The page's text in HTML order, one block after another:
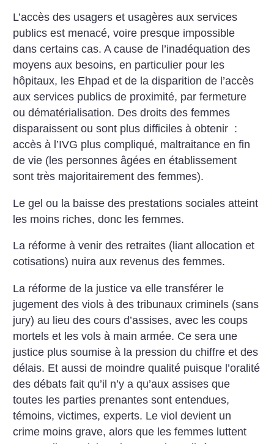
L’accès des usagers et usagères aux services
publics est menacé, voire presque impossible
dans certains cas. A cause de l’inadéquation des
moyens aux besoins, en particulier pour les
hôpitaux, les Ehpad et de la disparition de l’accès
aux services publics de proximité, par fermeture
ou dématérialisation. Des droits des femmes
disparaissent ou sont plus difficiles à obtenir :
accès à l’IVG plus compliqué, maltraitance en fin
de vie (les personnes âgées en établissement
sont très majoritairement des femmes).
Le gel ou la baisse des prestations sociales atteint
les moins riches, donc les femmes.
La réforme à venir des retraites (liant allocation et
cotisations) nuira aux revenus des femmes.
La réforme de la justice va elle transférer le
jugement des viols à des tribunaux criminels (sans
jury) au lieu des cours d’assises, avec les coups
mortels et les vols à main armée. Ce sera une
justice plus soumise à la pression du chiffre et des
délais. Et aussi de moindre qualité puisque l’oralité
des débats fait qu’il n’y a qu’aux assises que
toutes les parties prenantes sont entendues,
témoins, victimes, experts. Le viol devient un
crime moins grave, alors que les femmes luttent